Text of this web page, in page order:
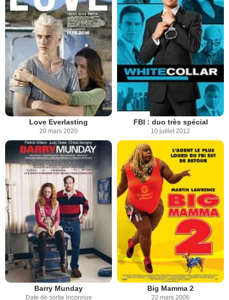
Love Everlasting
20 mars 2020
FBI : duo très spécial
10 juillet 2012
Barry Munday
Date de sortie inconnue
Big Mamma 2
22 mars 2006